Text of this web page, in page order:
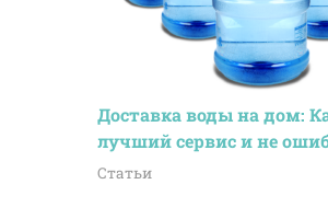
Доставка воды на дом:
лучший сервис и не
Статьи